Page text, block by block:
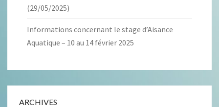
(29/05/2025)
Informations concernant le stage d’Aisance
Aquatique – 10 au 14 février 2025
ARCHIVES